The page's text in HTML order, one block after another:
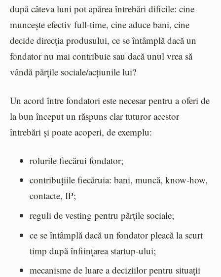
după câteva luni pot apărea întrebări dificile: cine
muncește efectiv full-time, cine aduce bani, cine
decide direcția produsului, ce se întâmplă dacă un
fondator nu mai contribuie sau dacă unul vrea să
vândă părțile sociale/acțiunile lui?
Un acord între fondatori este necesar pentru a oferi de
la bun început un răspuns clar tuturor acestor
întrebări și poate acoperi, de exemplu:
rolurile fiecărui fondator;
contribuțiile fiecăruia: bani, muncă, know-how,
contacte, IP;
reguli de vesting pentru părțile sociale;
ce se întâmplă dacă un fondator pleacă la scurt
timp după înființarea startup-ului;
mecanisme de luare a deciziilor pentru situații